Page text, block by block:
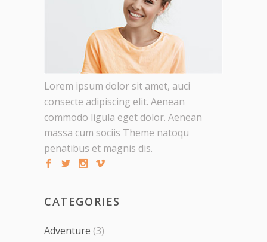
Lorem ipsum dolor sit amet, auci
consecte adipiscing elit. Aenean
commodo ligula eget dolor. Aenean
massa cum sociis Theme natoqu
penatibus et magnis dis.
CATEGORIES
Adventure (3)